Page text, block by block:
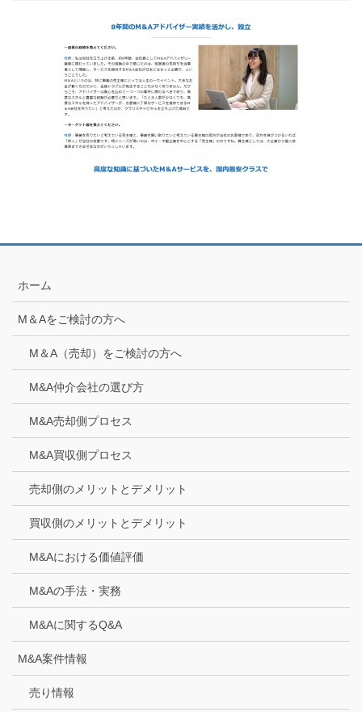
ホーム
M＆Aをご検討の方へ
M＆A（売却）をご検討の方へ
M&A仲介会社の選び方
M&A売却側プロセス
M&A買収側プロセス
売却側のメリットとデメリット
買収側のメリットとデメリット
M&Aにおける価値評価
M&Aの手法・実務
M&Aに関するQ&A
M&A案件情報
売り情報